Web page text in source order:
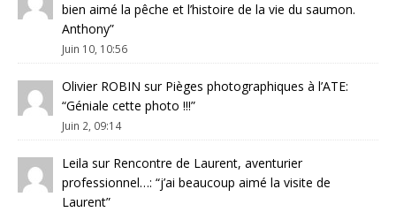
bien aimé la pêche et l’histoire de la vie du saumon.
Anthony”
Juin 10, 10:56
Olivier ROBIN sur Pièges photographiques à l’ATE:
“Géniale cette photo !!!”
Juin 2, 09:14
Leila sur Rencontre de Laurent, aventurier
professionnel…: “j’ai beaucoup aimé la visite de
Laurent”